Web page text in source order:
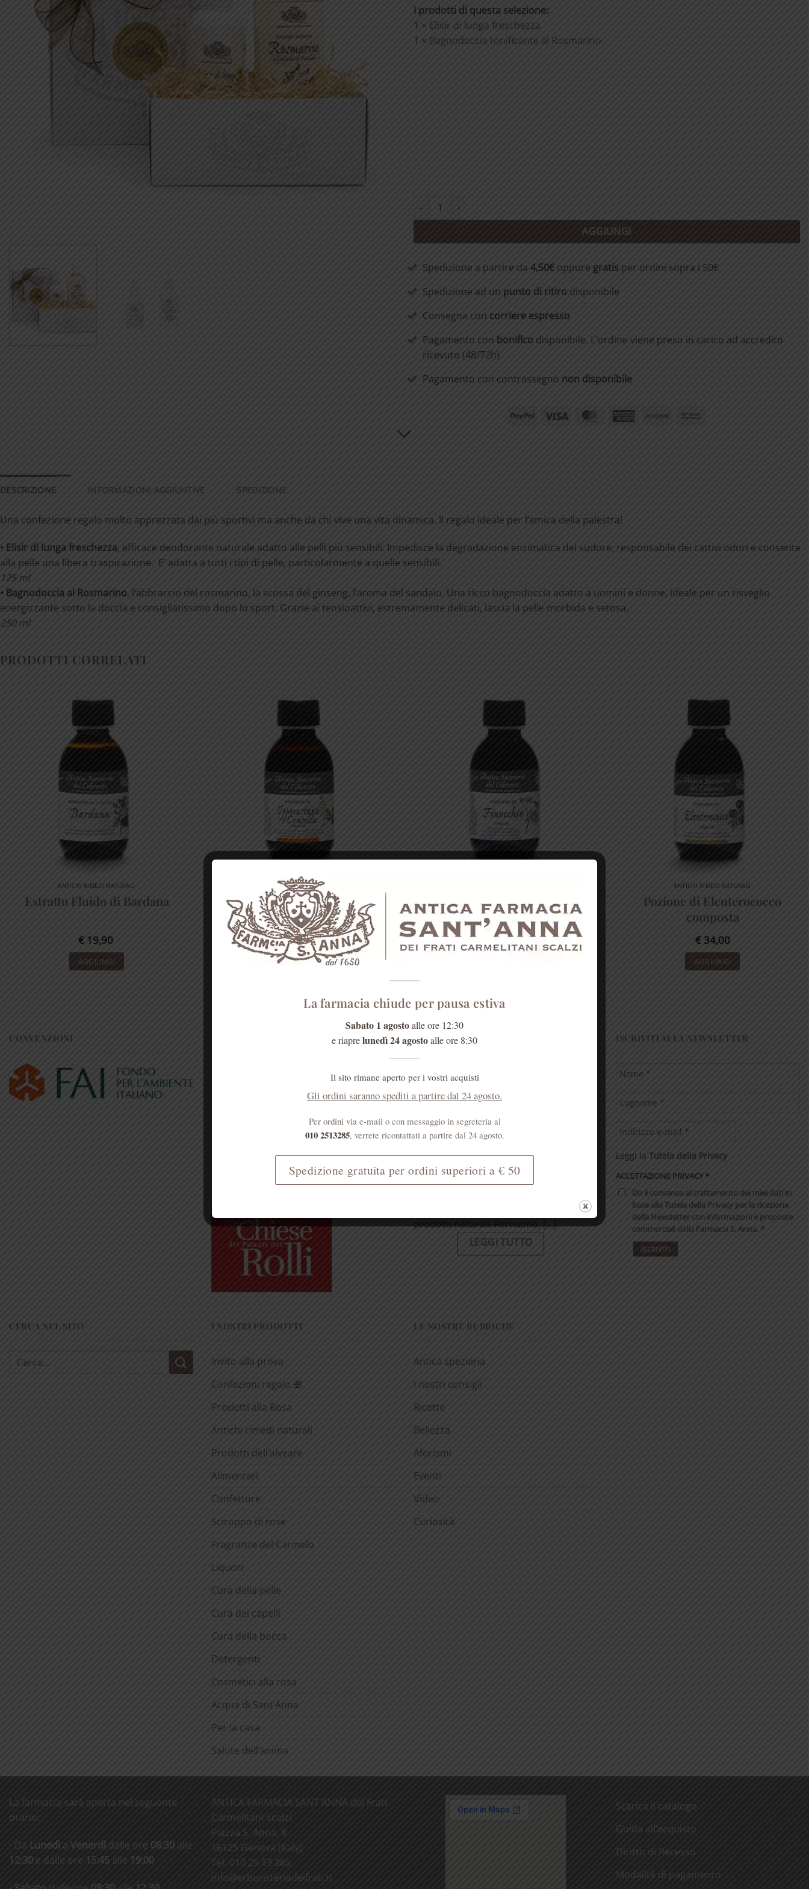
I prodotti di questa selezione:
1 × Elisir di lunga freschezza
1 × Bagnodoccia tonificante al Rosmarino
Energia e freschezza quantità
AGGIUNGI
Spedizione a partire da 4,50€oppure gratis per ordini sopra i 50€
Spedizione ad un punto di ritiro disponibile
Consegna con corriere espresso
Pagamento con bonifico disponibile. L'ordine viene preso in carico ad accredito
ricevuto (48/72h)
Pagamento con contrassegno non disponibile
PayPal Visa MasterCardAmericanPostepay
DESCRIZIONE INFORMAZIONI AGGIUNTIVE SPEDIZIONE
Una confezione regalo molto apprezzata dai più sportivi ma anche da chi vive una vita dinamica. Il regalo ideale per l’amica della palestra!
• Elisir di lunga freschezza, efficace deodorante naturale adatto alle pelli più sensibili. Impedisce la degradazione enzimatica del sudore, responsabile dei cattivi odori e consente
alla pelle una libera traspirazione. E’ adatta a tutti i tipi di pelle, particolarmente a quelle sensibili.
125 ml
• Bagnodoccia al Rosmarino, l’abbraccio del rosmarino, la scossa del ginseng, l’aroma del sandalo. Una ricco bagnodoccia adatto a uomini e donne, ideale per un risveglio
energizzante sotto la doccia e consigliatissimo dopo lo sport. Grazie ai tensioattivi, estremamente delicati, lascia la pelle morbida e setosa.
250 ml
PRODOTTI CORRELATI
ANTICHI RIMEDI NATURALI
Estratto Fluido di Bardana
€19,90
AGGIUNGI
ANTICHI RIMEDI NATURALI
Pozione di Ippocastano e
Centella composta
€34,00
AGGIUNGI
Pozione di Finocchio composta
€34,00
ANTICHI RIMEDI NATURALI
Pozione di Eleuterococco
composta
€34,00
AGGIUNGI
CONVENZIONI Sei un medico?
I prodotti erboristici svolgono un
importante ruolo nell'attenuare gli
effetti collaterali dei farmaci. Aiutano a
LEGGI TUTTO
Sei un esercente?
in altre erboristerie, farmacie e negozi di
prodotti naturali. Forniamo, [...]
LEGGI TUTTO
ISCRIVITI ALLA NEWSLETTER
Leggi la Tutela della Privacy
ACCETTAZIONE PRIVACY*
Do il consenso al trattamento dei miei dati in
base alla Tutela della Privacy per la ricezione
della Newsletter con informazioni e proposte
commerciali dalla Farmacia S. Anna. *
CERCA NEL SITO
Cerca:
I NOSTRI PRODOTTI
Invito alla prova
Confezioni regalo 🎁
Prodotti alla Rosa
Antichi rimedi naturali
Prodotti dell’alveare
Alimentari
Confetture
Sciroppo di rose
Fragranze del Carmelo
Liquori
Cura della pelle
Cura dei capelli
Cura della bocca
Detergenti
Cosmetici alla rosa
Acqua di Sant’Anna
Per la casa
Salute dell’anima
LE NOSTRE RUBRICHE
Antica spezieria
I nostri consigli
Ricette
Bellezza
Aforismi
Eventi
Video
Curiosità
La farmacia sarà aperta nel seguente
orario:
- Da Lunedì a Venerdì dalle ore 08:30 alle
12:30 e dalle ore 15:45 alle 19:00
ANTICA FARMACIA SANT'ANNA dei Frati
Carmelitani Scalzi
Piazza S. Anna, 8
16125 Genova (Italy)
Tel. 010 25 13 285
info@erboristeriadeifrati.it
Scarica il catalogo
Guida all’acquisto
Diritto di Recesso
Modalità di pagamento
La farmacia chiude per pausa estiva
Sabato 1 agostoalle ore 12:30
e riaprelunedì 24 agostoalle ore 8:30
Il sito rimane aperto per i vostri acquisti
Gli ordini saranno spediti a partire dal 24 agosto.
Per ordini via e-mail o con messaggio in segreteria al
010 2513285, verrete ricontattati a partire dal 24 agosto.
Spedizione gratuita per ordini superiori a € 50